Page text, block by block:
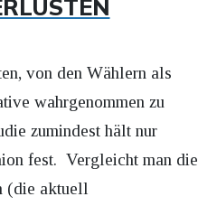
von den Wählern als
wahrgenommen zu
zumindest hält nur
fest. Vergleicht man die
(die aktuell